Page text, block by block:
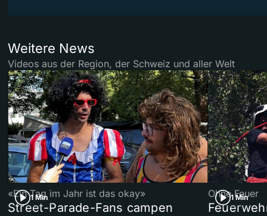
Weitere News
Videos aus der Region, der Schweiz und aller Welt
1 Min
«Ein Tag im Jahr ist das okay»
Street-Parade-Fans campen
1 Min
Ohne Feuer